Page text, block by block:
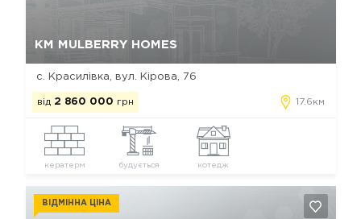
КМ MULBERRY HOMES
с. Красилівка, вул. Кірова, 76
від 2 860 000 грн 17.6км
кератерм будується котедж
ВІДМІННА ЦІНА